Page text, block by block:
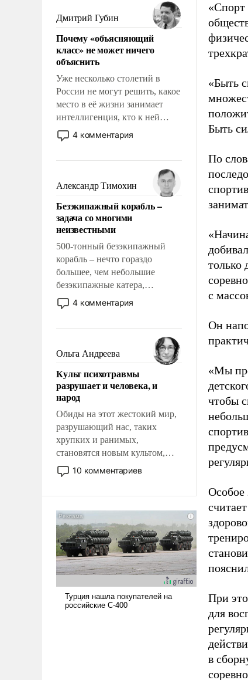
Дмитрий Губин
Почему «объясняющий
класс» не может ничего
объяснить
Уже несколько столетий в
России не могут решить, какое
место в её жизни занимает
интеллигенция, кто к ней
принадлежит, а кого из неё
исключили с правом
чем она отличается от просто
образованных людей. Иногда
казалось, что эти вопросы
решены раз и навсегда, но –
нет, не решены.
4 комментария
Александр Тимохин
Безэкипажный корабль –
задача со многими
неизвестными
500-тонный безэкипажный
корабль – нечто гораздо
большее, чем небольшие
безэкипажные катера,
применение которых уже
стало обыденностью. Задача по
сложна и амбициозна. Однако
и ее реализация радикально
поднимет наши боевые
возможности.
4 комментария
Ольга Андреева
Культ психотравмы
разрушает и человека, и
народ
Обиды на этот жестокий мир,
разрушающий нас, таких
хрупких и ранимых,
становятся новым культом,
постепенно вытесняя и
отменяя традиционное
ударами судьбы, брать на себя
ответственность, помогать
слабым, идти вперед и
адаптироваться.
10 комментариев
«Спорт
«Быть
Быть
По
только
с
Он
«Мы
чтобы
Особое
При
для
в